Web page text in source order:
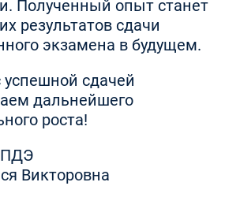
Полученный опыт станет
результатов сдачи
экзамена в будущем.
сдачей
дальнейшего
роста!
Викторовна